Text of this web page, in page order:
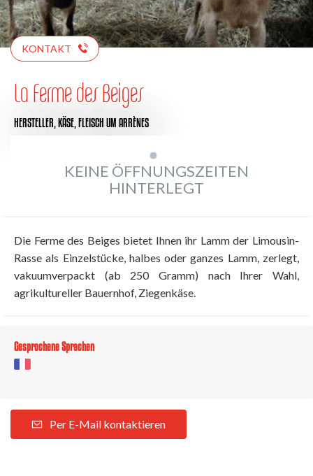
KONTAKT
La Ferme des Beiges
HERSTELLER, KÄSE, FLEISCH UM ARRÈNES
KEINE ÖFFNUNGSZEITEN
HINTERLEGT
Die Ferme des Beiges bietet Ihnen ihr Lamm der Limousin-
Rasse als Einzelstücke, halbes oder ganzes Lamm, zerlegt,
vakuumverpackt (ab 250 Gramm) nach Ihrer Wahl,
agrikultureller Bauernhof, Ziegenkäse.
Gesprochene Sprachen
Per E-Mail kontaktieren